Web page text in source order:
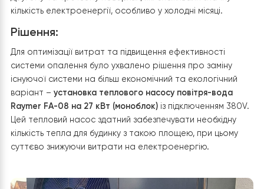
розташованого у Васильківському районі, с. Гвоздів,
через використання електрокотла Тенко потужністю
кВт. Система опалення включала три контури: теплі
підлоги на першому поверсі та радіаторне
другому та третьому поверхах, які споживали значну
кількість електроенергії, особливо у холодні місяці.
Рішення:
Для оптимізації витрат та підвищення ефективності
варіант –установка теплового насосу повітря-вода